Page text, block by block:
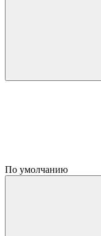
По умолчанию